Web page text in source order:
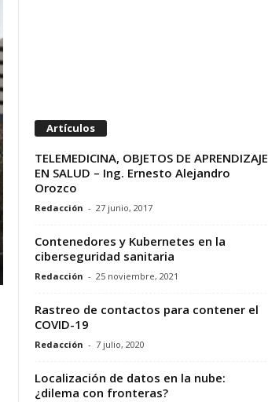
Artículos
TELEMEDICINA, OBJETOS DE APRENDIZAJE
EN SALUD – Ing. Ernesto Alejandro
Orozco
Redacción - 27 junio, 2017
Contenedores y Kubernetes en la
ciberseguridad sanitaria
Redacción - 25 noviembre, 2021
Rastreo de contactos para contener el
COVID-19
Redacción - 7 julio, 2020
Localización de datos en la nube:
¿dilema con fronteras?